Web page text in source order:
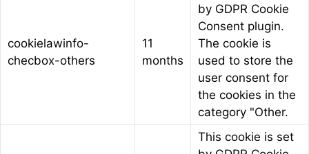
cookielawinfo-
checbox-others
11
months
by GDPR Cookie
Consent plugin.
The cookie is
used to store the
user consent for
the cookies in the
category "Other.
This cookie is set